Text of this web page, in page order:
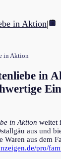
in Aktion|
in Aktion
in
in Aktion weitet
aus und
Waren aus dem
pro/